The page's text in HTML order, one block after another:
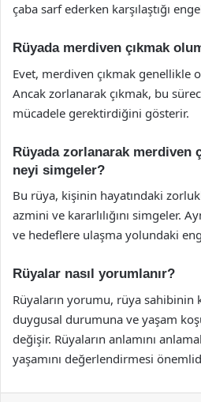
çaba sarf ederken karşılaştığı
Rüyada merdiven çıkmak
Evet, merdiven çıkmak genellikle
Ancak zorlanarak çıkmak, bu
mücadele gerektirdiğini gösterir.
Rüyada zorlanarak merdiven
neyi simgeler?
Bu rüya, kişinin hayatındaki
azmini ve kararlılığını simgeler.
ve hedeflere ulaşma yolundaki
Rüyalar nasıl yorumlanır?
Rüyaların yorumu, rüya sahibinin
duygusal durumuna ve yaşam
değişir. Rüyaların anlamını
yaşamını değerlendirmesi